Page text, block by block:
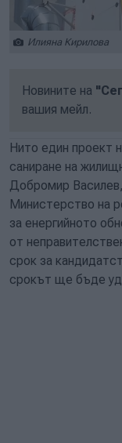
Илияна Кирилова
Новините на
вашия мейл.
Нито един проект
саниране на
Добромир
Министерство на
за енергийното
от
срок за
срокът ще бъде